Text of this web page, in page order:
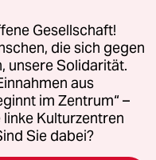
geplatzt ist?
Gesellschaft!
die sich gegen
unsere Solidarität.
aus
im Zentrum“ –
Kulturzentren
Sie dabei?